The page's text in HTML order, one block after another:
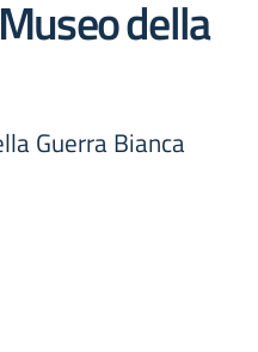
della
Guerra Bianca